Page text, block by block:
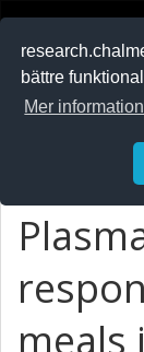
bättre
Mer information
meals